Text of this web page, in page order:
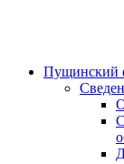
Пущинский